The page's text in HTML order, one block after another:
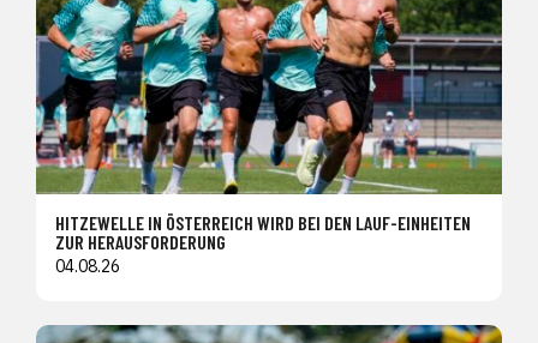
HITZEWELLE IN ÖSTERREICH WIRD BEI DEN LAUF-EINHEITEN
ZUR HERAUSFORDERUNG
04.08.26